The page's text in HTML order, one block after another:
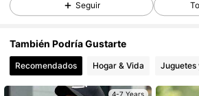
4.94 808K Seguidores
4.94
4.94 808K Seguidores
Seguir
También Podría Gustarte
Recomendados Hogar & Vida Juguetes
4-7 Years